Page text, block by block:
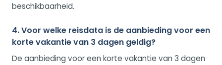
beschikbaarheid.
4. Voor welke reisdata is de aanbieding voor een
korte vakantie van 3 dagen geldig?
De aanbieding voor een korte vakantie van 3 dagen